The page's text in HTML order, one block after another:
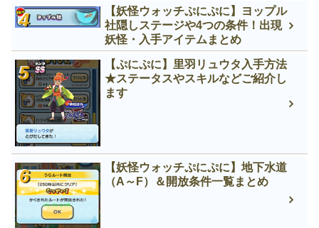
【妖怪ウォッチぷにぷに】ヨップル
社隠しステージや4つの条件！出現
妖怪・入手アイテムまとめ
【ぷにぷに】里羽リュウタ入手方法
★ステータスやスキルなどご紹介し
ます
【妖怪ウォッチぷにぷに】地下水道
（A～F）＆開放条件一覧まとめ